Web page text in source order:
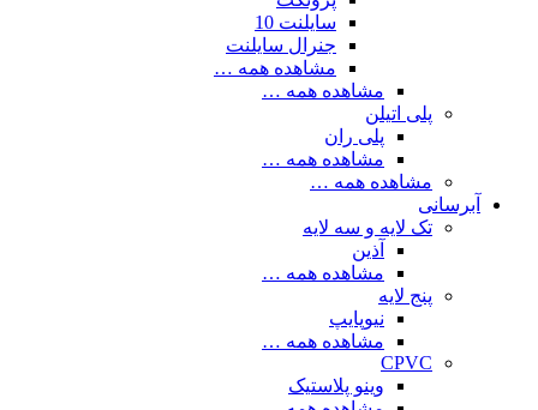
سایلنت 10
جنرال سایلنت
مشاهده همه …
مشاهده همه …
پلی اتیلن
پلی ران
مشاهده همه …
مشاهده همه …
آبرسانی
تک لایه و سه لایه
آذین
مشاهده همه …
پنج لایه
نیوپایپ
مشاهده همه …
CPVC
وینو پلاستیک